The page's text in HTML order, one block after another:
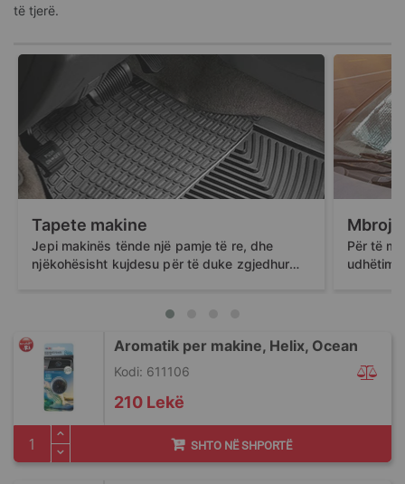
të tjerë.
Tapete makine
Jepi makinës tënde një pamje të re, dhe
njëkohësisht kujdesu për të duke zgjedhur
Për të
Aromatik per makine, Helix, Ocean
210 Lekë
Kodi: 611106
SHTO NË SHPORTË